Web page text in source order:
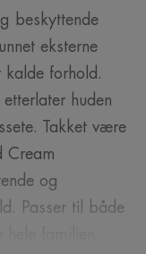
beskyttende
eksterne
kalde forhold.
huden
Takket være
Cream
og
Passer til både